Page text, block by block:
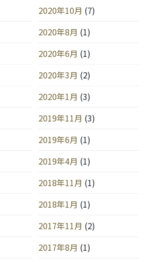
2020年10月 (7)
2020年8月 (1)
2020年6月 (1)
2020年3月 (2)
2020年1月 (3)
2019年11月 (3)
2019年6月 (1)
2019年4月 (1)
2018年11月 (1)
2018年1月 (1)
2017年11月 (2)
2017年8月 (1)